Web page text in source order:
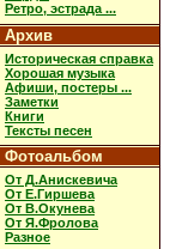
Ретро, эстрада ...
Архив
Историческая справка
Хорошая музыка
Афиши, постеры ...
Заметки
Книги
Тексты песен
Фотоальбом
От Д.Анискевича
От Е.Гиршева
От В.Окунева
От Я.Фролова
Разное